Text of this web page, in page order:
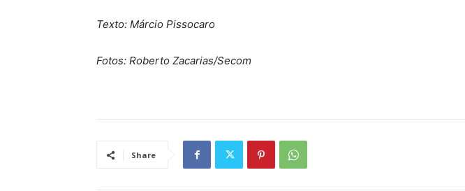
Texto: Márcio Pissocaro
Fotos: Roberto Zacarias/Secom
Share